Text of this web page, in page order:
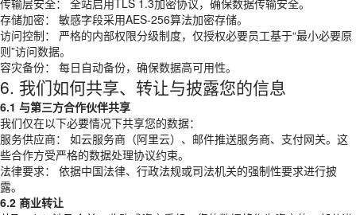
传输层安全： 全站启用TLS 1.3加密协议，确保数据传输安全。
存储加密： 敏感字段采用AES-256算法加密存储。
访问控制： 严格的内部权限分级制度，仅授权必要员工基于“最小必要原
则”访问数据。
容灾备份： 每日自动备份，确保数据高可用性。
6. 我们如何共享、转让与披露您的信息
6.1 与第三方合作伙伴共享
我们仅在以下必要情况下共享您的数据：
服务供应商： 如云服务商（阿里云）、邮件推送服务商、支付网关。这
些合作方受严格的数据处理协议约束。
法律要求： 依据中国法律、行政法规或司法机关的强制性要求进行披
露。
6.2 商业转让